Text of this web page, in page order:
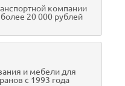
компании
20 000 рублей
и мебели для
с 1993 года